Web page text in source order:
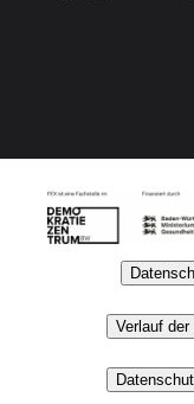
Verlauf